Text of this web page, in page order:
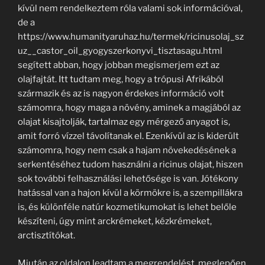
kívül nem rendelkeztem róla valami sok információval,
de a
https://www.humanityaruhaz.hu/termek/ricinusolaj_sz
uz__castor_oil_gyogyszerkonyvi_tisztasagu.html
segített abban, hogy jobban megismerjem ezt az
olajfajtát. Itt tudtam meg, hogy a trópusi Afrikából
származik és az is nagyon érdekes információ volt
számomra, hogy maga a növény, aminek a magjából az
olajat kisajtolják, tartalmaz egy mérgező anyagot is,
amit forró vízzel távolítanak el. Ezenkívül az is kiderült
számomra, hogy nem csak a hajam növekedésének a
serkentéséhez tudom használni a ricinus olajat, hiszen
sok további felhasználási lehetősége is van. Jótékony
hatással van a hajon kívül a körmökre is, a szempillákra
is, és különféle natúr kozmetikumokat is lehet belőle
készíteni, úgy mint arckrémeket, kézkrémeket,
arctisztítókat.